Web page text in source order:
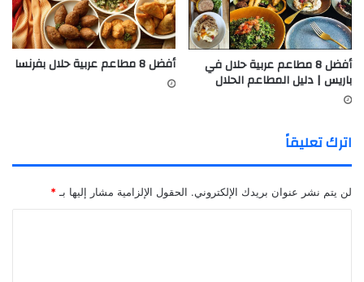
أفضل 8 مطاعم عربية حلال في
باريس | دليل المطاعم الحلال
أفضل 8 مطاعم عربية حلال بفرنسا
اترك تعليقاً
لن يتم نشر عنوان بريدك الإلكتروني. الحقول الإلزامية مشار إليها بـ *